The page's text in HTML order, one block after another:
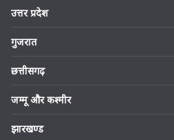
उत्तर प्रदेश
गुजरात
छत्तीसगढ़
जम्मू और कश्मीर
झारखण्ड